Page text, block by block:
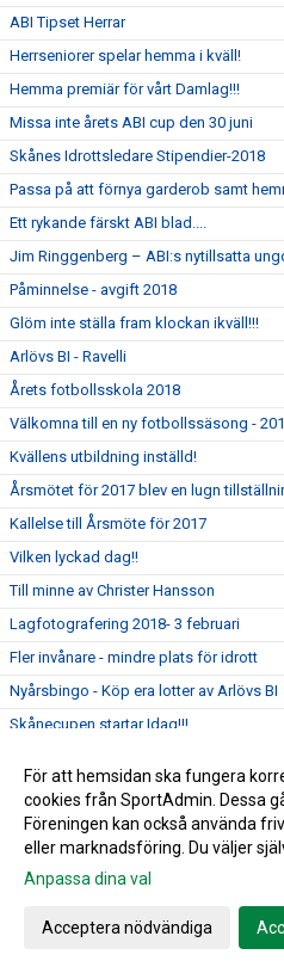
ABI Tipset Herrar
Herrseniorer spelar hemma i kväll!
Hemma premiär för vårt Damlag!!!
Missa inte årets ABI cup den 30 juni
Skånes Idrottsledare Stipendier-2018
Passa på att förnya garderob samt
Ett rykande färskt ABI blad....
Jim Ringgenberg – ABI:s nytillsatta
Påminnelse - avgift 2018
Glöm inte ställa fram klockan ikväll!!!
Arlövs BI - Ravelli
Årets fotbollsskola 2018
Välkomna till en ny fotbollssäsong -
Kvällens utbildning inställd!
Årsmötet för 2017 blev en lugn
Kallelse till Årsmöte för 2017
Vilken lyckad dag!!
Till minne av Christer Hansson
Lagfotografering 2018- 3 februari
Fler invånare - mindre plats för idrott
Nyårsbingo - Köp era lotter av Arlövs BI
Skånecupen startar Idag!!!
Bingolottos uppesittarekväll 23/12
December dragningen för
MFFs Sommarakademi-Dax att anmäla
Utdelning från Gräsroten- Hjälp oss...
SABIK - Utmärkelser 2017
För att hemsidan ska fungera
cookies från SportAdmin. Dessa
Föreningen kan också använda
eller marknadsföring. Du väljer
Anpassa dina val
Acceptera nödvändiga